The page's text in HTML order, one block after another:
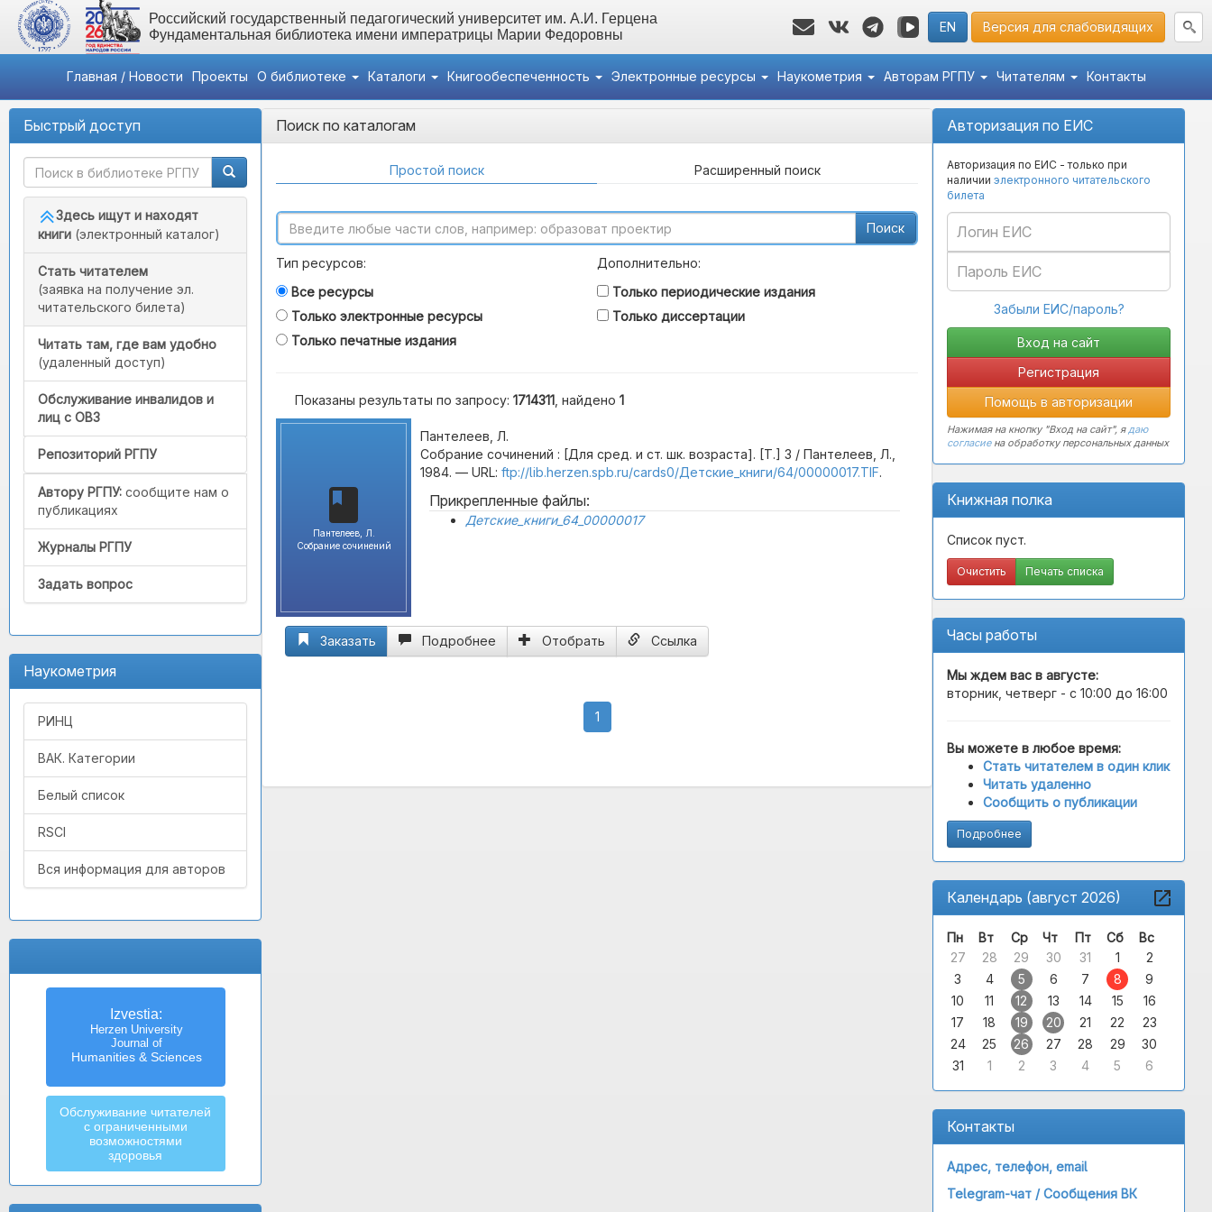
Российский государственный педагогический университет им. А.И. Герцена
Фундаментальная библиотека имени императрицы Марии Федоровны
EN Версия для слабовидящих
Главная / Новости Проекты О библиотеке Каталоги Книгообеспеченность Электронные ресурсы Наукометрия Авторам РГПУ Читателям Контакты
Быстрый доступ
Здесь ищут и находят
книги (электронный каталог)
Стать читателем
(заявка на получение эл.
читательского билета)
Читать там, где вам удобно
(удаленный доступ)
Обслуживание инвалидов и
лиц с ОВЗ
Репозиторий РГПУ
Автору РГПУ: сообщите нам о
публикациях
Журналы РГПУ
Задать вопрос
Наукометрия
РИНЦ
ВАК. Категории
Белый список
RSCI
Вся информация для авторов
Izvestia:
Herzen University
Journal of
Humanities & Sciences
Обслуживание читателей
с ограниченными
возможностями
здоровья
Авторизация по ЕИС
Авторизация по ЕИС - только при
наличии электронного читательского
билета
Забыли ЕИС/пароль?
Регистрация
Помощь в авторизации
Нажимая на кнопку "Вход на сайт", ядаю
согласиена обработку персональных данных
Книжная полка
Список пуст.
Очистить Печать списка
Часы работы
Мы ждем вас в августе:
вторник, четверг - с 10:00 до 16:00
Вы можете в любое время:
Стать читателем в один клик
Читать удаленно
Сообщить о публикации
Подробнее
Календарь (август 2026)
Пн Вт Ср Чт Пт Сб
Вс
27
28 29 30 31 1
2
3
4 5 6 7 8
9
10
11 12 13 14 15
16
17
18 19 20 21 22
23
24
25 26 27 28 29
30
31
1 2 3 4 5 6
Контакты
Адрес, телефон, email
Telegram-чат /Сообщения ВК
Поиск по каталогам
Простой поиск Расширенный поиск
Поиск
Тип ресурсов:
Все ресурсы
Только электронные ресурсы
Только печатные издания
Дополнительно:
Только периодические издания
Только диссертации
Показаны результаты по запросу: 1714311 , найдено 1
Пантелеев, Л.
Собрание сочинений
Пантелеев, Л.
Собрание сочинений : [Для сред. и ст. шк. возраста]. [Т.] 3 / Пантелеев, Л.,
1984. — URL: ftp://lib.herzen.spb.ru/cards0/Детские_книги/64/00000017.TIF.
Прикрепленные файлы:
Детские_книги_64_00000017
Заказать Подробнее Отобрать Ссылка
1(current)